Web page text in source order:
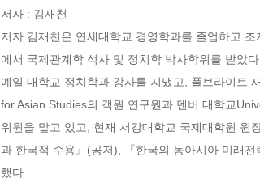
저자 : 김재천
저자 김재천은 연세대학교 경영학과를 졸업하고
에서 국제관계학 석사 및 정치학 박사학위를 받았
예일 대학교 정치학과 강사를 지냈고, 풀브라이트
for Asian Studies의 객원 연구원과 덴버 대학교
위원을 맡고 있고, 현재 서강대학교 국제대학원 원
과 한국적 수용』(공저), 『한국의 동아시아 미래
했다.